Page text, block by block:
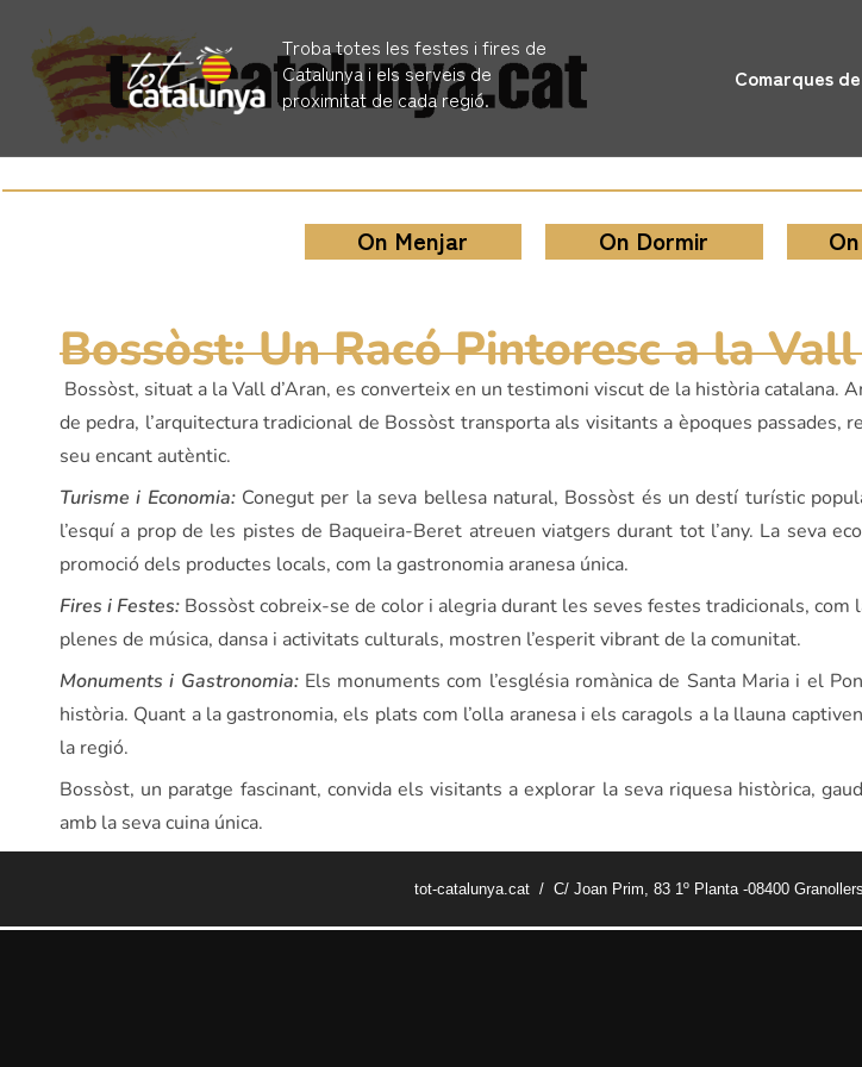
Troba totes les festes i fires de
Catalunya i els serveis de
proximitat de cada regió.
Comarques
On Menjar On Dormir
Bossòst: Un Racó Pintoresc a la
Bossòst, situat a la Vall d’Aran, es converteix en un testimoni viscut de la història catalana.
de pedra, l’arquitectura tradicional de Bossòst transporta als visitants a èpoques passades,
seu encant autèntic.
Turisme i Economia:Conegut per la seva bellesa natural, Bossòst és un destí turístic
l’esquí a prop de les pistes de Baqueira-Beret atreuen viatgers durant tot l’any. La seva
promoció dels productes locals, com la gastronomia aranesa única.
Fires i Festes: Bossòst cobreix-se de color i alegria durant les seves festes tradicionals, com
plenes de música, dansa i activitats culturals, mostren l’esperit vibrant de la comunitat.
Monuments i Gastronomia:Els monuments com l’església romànica de Santa Maria i el
història. Quant a la gastronomia, els plats com l’olla aranesa i els caragols a la llauna
la regió.
Bossòst, un paratge fascinant, convida els visitants a explorar la seva riquesa històrica,
amb la seva cuina única.
tot-catalunya.cat / C/ Joan Prim, 83 1º Planta -08400